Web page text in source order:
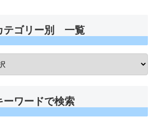
テゴリー別 一覧
ーワードで検索